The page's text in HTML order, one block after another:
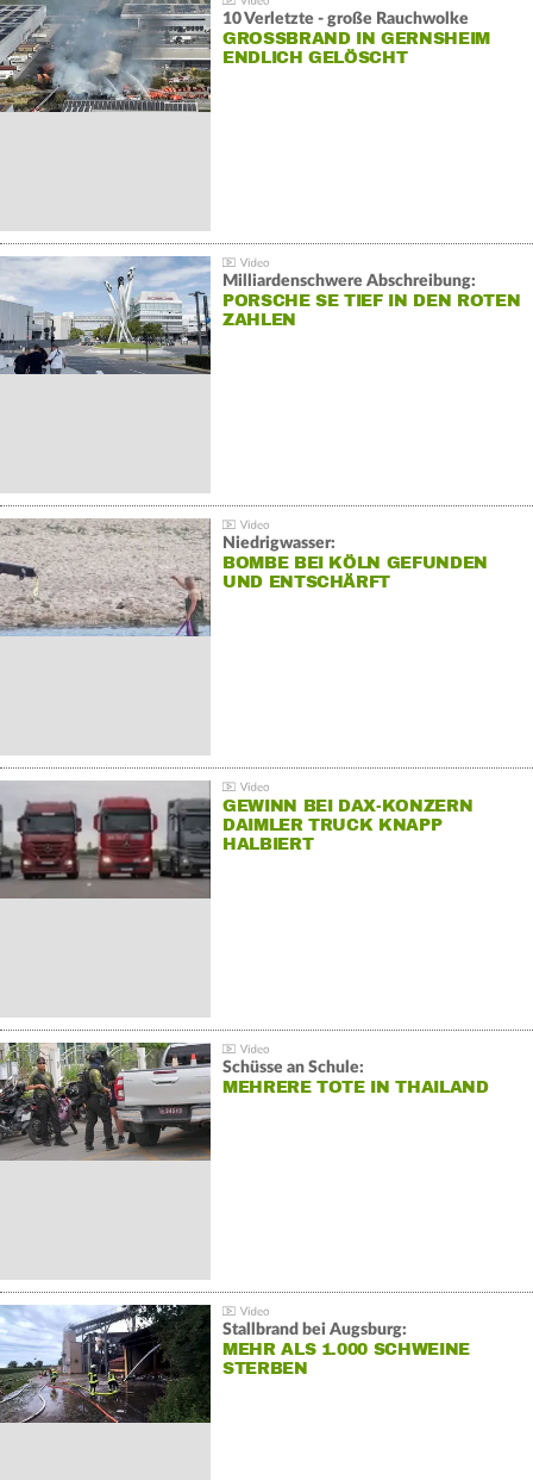
10 Verletzte - große Rauchwolke
GROSSBRAND IN GERNSHEIM E
NDLICH GELÖSCHT
Milliardenschwere Abschreibung:
PORSCHE SE TIEF IN DEN ROTEN
ZAHLEN
Niedrigwasser:
BOMBE BEI KÖLN GEFUNDEN
UND ENTSCHÄRFT
GEWINN BEI DAX-KONZERN
DAIMLER TRUCK KNAPP
HALBIERT
Schüsse an Schule:
MEHRERE TOTE IN THAILAND
Stallbrand bei Augsburg:
MEHR ALS 1.000 SCHWEINE
STERBEN